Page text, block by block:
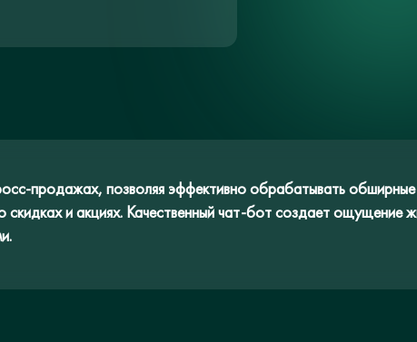
продажах, позволяя эффективно обрабатывать
и акциях. Качественный чат-бот создает ощущение